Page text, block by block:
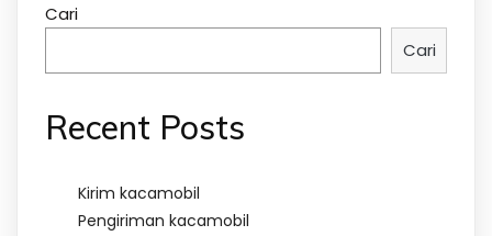
Cari
Cari
Recent Posts
Kirim kacamobil
Pengiriman kacamobil